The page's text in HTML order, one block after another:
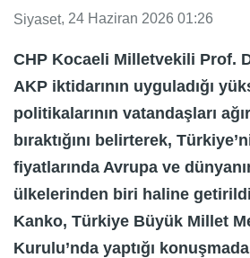
Siyaset, 24 Haziran 2026 01:26
CHP Kocaeli Milletvekili Prof.
AKP iktidarının uyguladığı
politikalarının vatandaşları
bıraktığını belirterek,
fiyatlarında Avrupa ve
ülkelerinden biri haline
Kanko, Türkiye Büyük Millet
Kurulu’nda yaptığı